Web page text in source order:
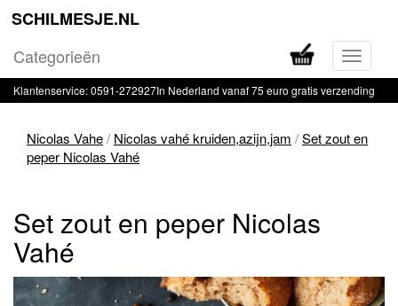
SCHILMESJE.NL
in-
of
Categorieën
Klantenservice: 0591-272927In Nederland vanaf 75 euro gratis verzending
Nicolas Vahe/ Nicolas vahé kruiden,azijn,jam /Set zout en
peper Nicolas Vahé
Set zout en peper Nicolas
Vahé